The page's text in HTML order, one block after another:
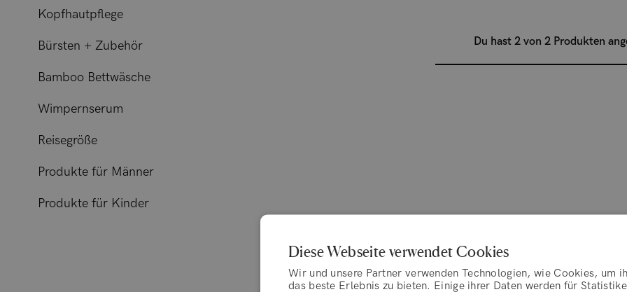
Kopfhautpflege
Bürsten + Zubehör
Bamboo Bettwäsche
Wimpernserum
Reisegröße
Produkte für Männer
Produkte für Kinder
Du hast 2 von 2 Produkten
Diese Webseite verwendet Cookies
Wir und unsere Partner verwenden Technologien, wie Cookies, um
das beste Erlebnis zu bieten. Einige ihrer Daten werden für